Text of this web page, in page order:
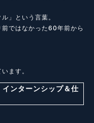
」という言葉。
ではなかった60年前から
ます。
インターンシップ＆仕